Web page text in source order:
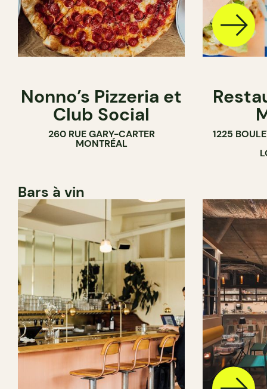
Nonno’s Pizzeria et
Club Social
260 RUE GARY-CARTER
MONTRÉAL
1225
Bars à vin